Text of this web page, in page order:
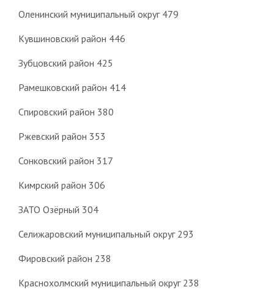
Оленинский муниципальный округ 479
Кувшиновский район 446
Зубцовский район 425
Рамешковский район 414
Спировский район 380
Ржевский район 353
Сонковский район 317
Кимрский район 306
ЗАТО Озёрный 304
Селижаровский муниципальный округ 293
Фировский район 238
Краснохолмский муниципальный округ 238